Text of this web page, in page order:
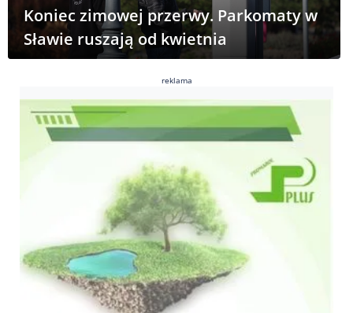
Koniec zimowej przerwy. Parkomaty w
Sławie ruszają od kwietnia
reklama